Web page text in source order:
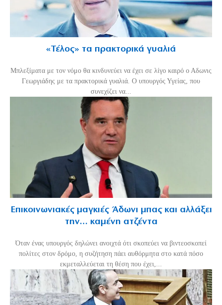
«Τέλος» τα πρακτορικά γυαλιά
Μπλεξίματα με τον νόμο θα κινδυνεύει να έχει σε λίγο καιρό ο Αδωνις
Γεωργιάδης με τα πρακτορικά γυαλιά. Ο υπουργός Υγείας, που
συνεχίζει να...
Επικοινωνιακές μαγκιές Άδωνι μπας και αλλάξει
την… καμένη ατζέντα
Όταν ένας υπουργός δηλώνει ανοιχτά ότι σκοπεύει να βιντεοσκοπεί
πολίτες στον δρόμο, η συζήτηση πάει αυθόρμητα στο κατά πόσο
εκμεταλλεύεται τη θέση που έχει,...